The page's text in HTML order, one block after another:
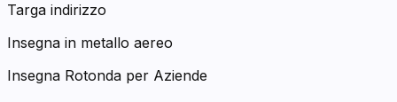
Targa indirizzo
Insegna in metallo aereo
Insegna Rotonda per Aziende